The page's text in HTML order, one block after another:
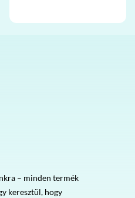
– minden termék
keresztül, hogy